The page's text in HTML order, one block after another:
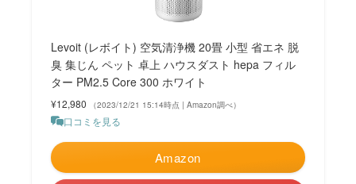
Levoit (レボイト) 空気清浄機 20畳 小型 省エネ 脱
臭 集じん ペット 卓上 ハウスダスト hepa フィル
ター PM2.5 Core 300 ホワイト
¥12,980 （2023/12/21 15:14時点 | Amazon調べ）
口コミを見る
Amazon